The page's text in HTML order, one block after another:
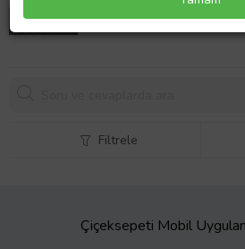
1020,47 TL
Filtrele
Çiçeksepeti Mobil